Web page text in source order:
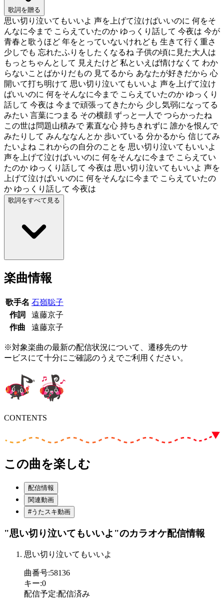
歌詞を贈る
思い切り泣いてもいいよ 声を上げて泣けばいいのに 何をそ
んなに今まで こらえていたのか ゆっくり話して 今夜は 今が
青春と歌うほど 年をとっていないけれども 生きて行く重さ
少しでも 忘れたふりをしたくなるね 子供の頃に見た大人は
もっとちゃんとして 見えたけど 私といえば情けなくて わか
らないことばかりだもの 見てるから あなたが好きだから 心
開いて打ち明けて 思い切り泣いてもいいよ 声を上げて泣け
ばいいのに 何をそんなに今まで こらえていたのか ゆっくり
話して 今夜は 今まで頑張ってきたから 少し気弱になってる
みたい 言葉につまる その横顔 ずっと一人で つらかったね
この世は問題山積みで 素直な心 持ちきれずに 誰かを恨んで
みたりして みんななんとか 歩いている 分かるから 信じてみ
たいよね これからの自分のことを 思い切り泣いてもいいよ
声を上げて泣けばいいのに 何をそんなに今まで こらえてい
たのか ゆっくり話して 今夜は 思い切り泣いてもいいよ 声を
上げて泣けばいいのに 何をそんなに今まで こらえていたの
か ゆっくり話して 今夜は
歌詞をすべて見る
楽曲情報
歌手名 石嶺聡子
作詞
遠藤京子
作曲
遠藤京子
※対象楽曲の最新の配信状況について、遷移先のサ
ービスにて十分にご確認のうえでご利用ください。
CONTENTS
この曲を楽しむ
配信情報
関連動画
#うたスキ動画
"思い切り泣いてもいいよ"のカラオケ配信情報
思い切り泣いてもいいよ
曲番号:58136
キー:0
配信予定:配信済み